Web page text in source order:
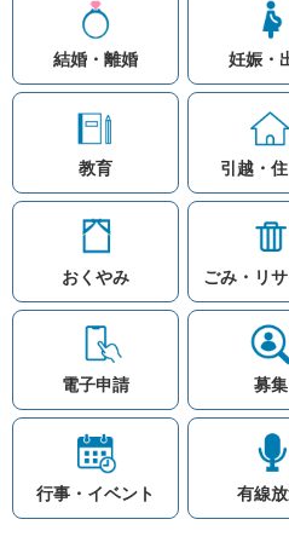
知りたい情報を検索
注目ワード
公共交通
入札
高齢者福祉 補
結婚・離婚 妊娠・
教育 引越・
おくやみ ごみ・リ
電子申請 募集
行事・イベント 有線
お問い合わせ
このホームページ
プライバシーポリシー
© Village